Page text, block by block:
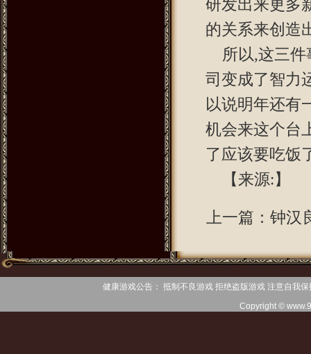
研发出来更多
的关系来创造
所以,这三
司变成了智力
以说明年还有
机会来这个台
了应该要吃饭
【来源:】
上一篇：钟汉
健康游戏公告： 抵制不良游戏 拒绝盗版游戏 注意自我
Copyright ©